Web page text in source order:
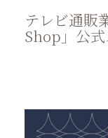
テレビ通販
Shop」公